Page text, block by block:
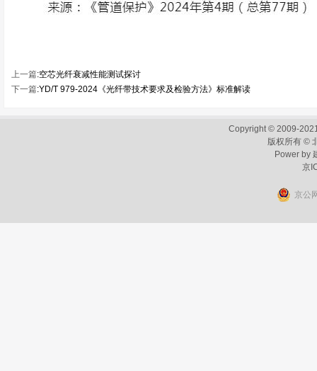
上一篇:空芯光纤衰减性能测试探讨
下一篇:YD/T 979-2024《光纤带技术要求及检验方法》标准解读
Copyright © 2009-
版权所有 ©
Power by
京
京公